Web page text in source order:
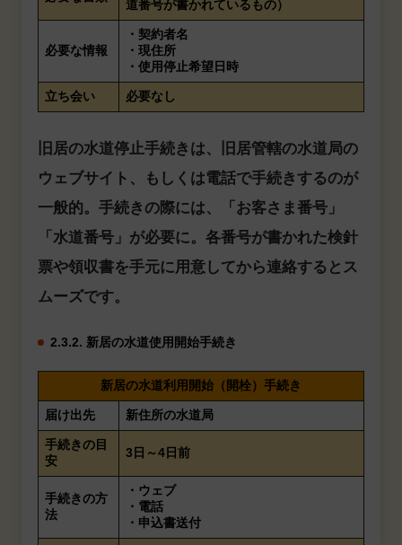
道番号が書かれているもの）
必要な情報
・契約者名
・現住所
・使用停止希望日時
立ち会い 必要なし
旧居の水道停止手続きは、旧居管轄の水道局の
ウェブサイト、もしくは電話で手続きするのが
一般的。手続きの際には、「お客さま番号」
「水道番号」が必要に。各番号が書かれた検針
票や領収書を手元に用意してから連絡するとス
ムーズです。
2.3.2. 新居の水道使用開始手続き
新居の水道利用開始（開栓）手続き
届け出先 新住所の水道局
手続きの目
安
3日～4日前
手続きの方
法
・ウェブ
・電話
・申込書送付